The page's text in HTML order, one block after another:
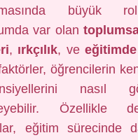
büyük
var olan
, ırkçılık, ve
öğrencilerin
nasıl
Özellikle
eğitim sürecinde